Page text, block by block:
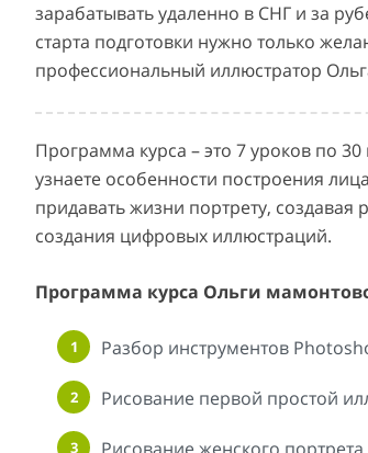
зарабатывать удаленно в СНГ и за
старта подготовки нужно только
профессиональный иллюстратор
Программа курса – это 7 уроков по
узнаете особенности построения
придавать жизни портрету,
создания цифровых иллюстраций.
Программа курса Ольги
Разбор инструментов
Рисование первой простой